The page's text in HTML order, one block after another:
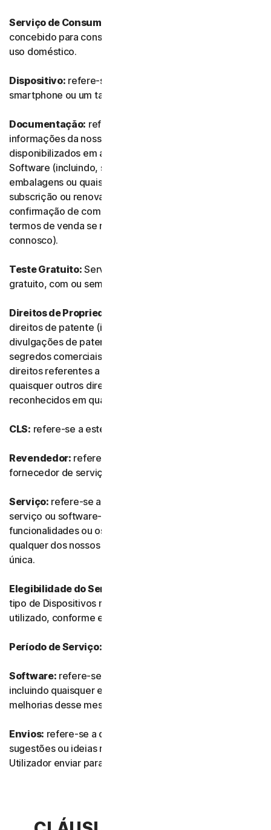
Serviço de Consumidor:
concebido para consumidores individuais e destinado a
uso doméstico.
Dispositivo: refere-se a um computador, um portátil, um
smartphone ou um tablet.
Documentação: refere-se a quaisquer documentos e
informações da nossa parte que acompanhem ou sejam
disponibilizados em associação ao Serviço e/ou ao
Software (incluindo, sem limitação, quaisquer
embalagens ou quaisquer informações de compra,
subscrição ou renovação, como recibos ou e-mails de
confirmação de compra, subscrição ou renovação, e os
termos de venda se realizar a transação diretamente
connosco).
Teste Gratuito: Serviço oferecido com base num teste
gratuito, com ou sem limite de tempo.
Direitos de Propriedade Intelectual:
direitos de patente (incluindo, sem limitação, pedidos e
divulgações de patente), invenções, direitos de autor,
segredos comerciais, direitos morais, know-how,
direitos referentes a dados e bases de dados e
quaisquer outros direitos de propriedade intelectual
reconhecidos em qualquer país ou jurisdição do mundo.
CLS: refere-se a este Contrato de Licença e Serviços.
Revendedor: refere-se a qualquer revendedor ou
fornecedor de serviços de TI autorizado por nós.
Serviço: refere-se a qualquer oferta de subscrição de
serviço ou software-como-serviço, juntamente com as
funcionalidades ou os serviços associados, assim como
qualquer dos nossos produtos ou serviços de compra
única.
Elegibilidade do Serviço:
tipo de Dispositivos no qual o Software pode ser
utilizado, conforme especificado na Documentação.
Período de Serviço:
Software: refere-se a qualquer do nosso software,
incluindo quaisquer edições, revisões, atualizações ou
melhorias desse mesmo software.
Envios: refere-se a quaisquer comentários, avaliações,
sugestões ou ideias relacionados com os Serviços que o
Utilizador enviar para nós.